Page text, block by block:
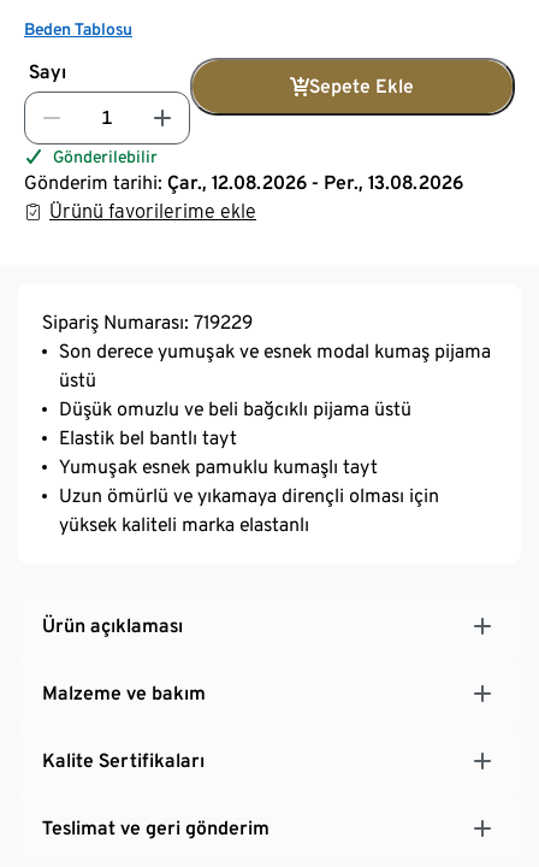
Beden Tablosu
Sayı
Sepete Ekle
Gönderilebilir
Gönderim tarihi: Çar., 12.08.2026 - Per., 13.08.2026
Ürünü favorilerime ekle
Sipariş Numarası: 719229
Son derece yumuşak ve esnek modal kumaş pijama
üstü
Düşük omuzlu ve beli bağcıklı pijama üstü
Elastik bel bantlı tayt
Yumuşak esnek pamuklu kumaşlı tayt
Uzun ömürlü ve yıkamaya dirençli olması için
yüksek kaliteli marka elastanlı
Ürün açıklaması
Malzeme ve bakım
Kalite Sertifikaları
Teslimat ve geri gönderim